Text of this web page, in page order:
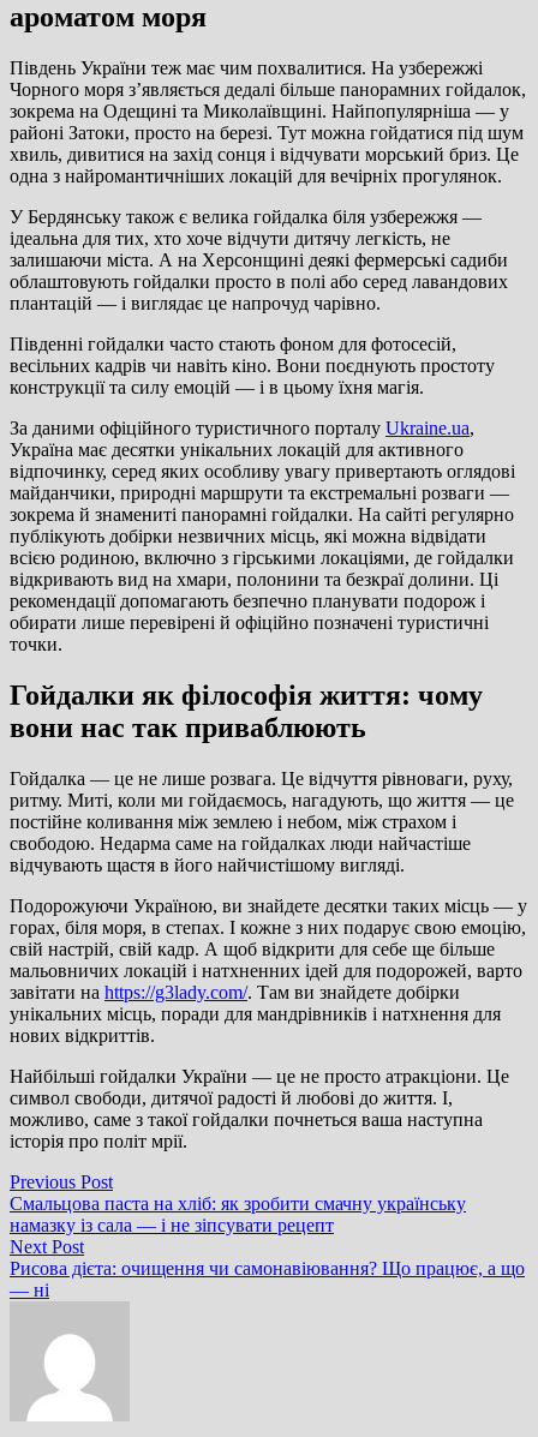
ароматом моря
Південь України теж має чим похвалитися. На узбережжі
Чорного моря з’являється дедалі більше панорамних гойдалок,
зокрема на Одещині та Миколаївщині. Найпопулярніша — у
районі Затоки, просто на березі. Тут можна гойдатися під шум
хвиль, дивитися на захід сонця і відчувати морський бриз. Це
одна з найромантичніших локацій для вечірніх прогулянок.
У Бердянську також є велика гойдалка біля узбережжя —
ідеальна для тих, хто хоче відчути дитячу легкість, не
залишаючи міста. А на Херсонщині деякі фермерські садиби
облаштовують гойдалки просто в полі або серед лавандових
плантацій — і виглядає це напрочуд чарівно.
Південні гойдалки часто стають фоном для фотосесій,
весільних кадрів чи навіть кіно. Вони поєднують простоту
конструкції та силу емоцій — і в цьому їхня магія.
За даними офіційного туристичного порталу Ukraine.ua,
Україна має десятки унікальних локацій для активного
відпочинку, серед яких особливу увагу привертають оглядові
майданчики, природні маршрути та екстремальні розваги —
зокрема й знамениті панорамні гойдалки. На сайті регулярно
публікують добірки незвичних місць, які можна відвідати
всією родиною, включно з гірськими локаціями, де гойдалки
відкривають вид на хмари, полонини та безкраї долини. Ці
рекомендації допомагають безпечно планувати подорож і
обирати лише перевірені й офіційно позначені туристичні
точки.
Гойдалки як філософія життя: чому
вони нас так приваблюють
Гойдалка — це не лише розвага. Це відчуття рівноваги, руху,
ритму. Миті, коли ми гойдаємось, нагадують, що життя — це
постійне коливання між землею і небом, між страхом і
свободою. Недарма саме на гойдалках люди найчастіше
відчувають щастя в його найчистішому вигляді.
Подорожуючи Україною, ви знайдете десятки таких місць — у
горах, біля моря, в степах. І кожне з них подарує свою емоцію,
свій настрій, свій кадр. А щоб відкрити для себе ще більше
мальовничих локацій і натхненних ідей для подорожей, варто
завітати на https://g3lady.com/. Там ви знайдете добірки
унікальних місць, поради для мандрівників і натхнення для
нових відкриттів.
Найбільші гойдалки України — це не просто атракціони. Це
символ свободи, дитячої радості й любові до життя. І,
можливо, саме з такої гойдалки почнеться ваша наступна
історія про політ мрії.
Навігація
записів
Previous PostPrevious
post:
Смальцова паста на хліб: як зробити смачну українську
намазку із сала — і не зіпсувати рецепт
Next PostNext
post:
Рисова дієта: очищення чи самонавіювання? Що працює, а що
— ні